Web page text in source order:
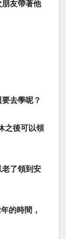
友帶著他
去學呢？
之後可以領
了領到安
的時間，